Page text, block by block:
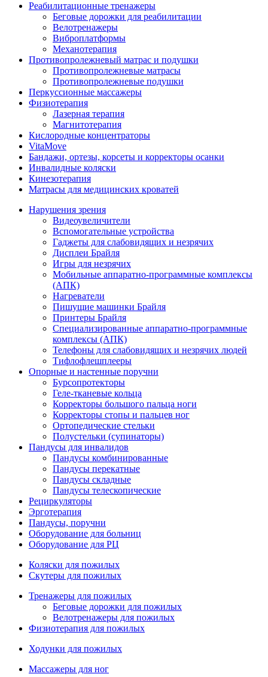
Реабилитационные тренажеры
Беговые дорожки для реабилитации
Велотренажеры
Виброплатформы
Механотерапия
Противопролежневый матрас и подушки
Противопролежневые матрасы
Противопролежневые подушки
Перкуссионные массажеры
Физиотерапия
Лазерная терапия
Магнитотерапия
Кислородные концентраторы
VitaMove
Бандажи, ортезы, корсеты и корректоры осанки
Инвалидные коляски
Кинезотерапия
Матрасы для медицинских кроватей
Нарушения зрения
Видеоувеличители
Вспомогательные устройства
Гаджеты для слабовидящих и незрячих
Дисплеи Брайля
Игры для незрячих
Мобильные аппаратно-программные комплексы
(АПК)
Нагреватели
Пишущие машинки Брайля
Принтеры Брайля
Специализированные аппаратно-программные
комплексы (АПК)
Телефоны для слабовидящих и незрячих людей
Тифлофлешплееры
Опорные и настенные поручни
Бурсопротекторы
Геле-тканевые кольца
Корректоры большого пальца ноги
Корректоры стопы и пальцев ног
Ортопедические стельки
Полустельки (супинаторы)
Пандусы для инвалидов
Пандусы комбинированные
Пандусы перекатные
Пандусы складные
Пандусы телескопические
Рециркуляторы
Эрготерапия
Пандусы, поручни
Оборудование для больниц
Оборудование для РЦ
Коляски для пожилых
Скутеры для пожилых
Тренажеры для пожилых
Беговые дорожки для пожилых
Велотренажеры для пожилых
Физиотерапия для пожилых
Ходунки для пожилых
Массажеры для ног